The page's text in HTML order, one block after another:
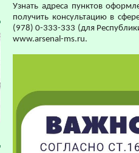
Узнать адреса пунктов
получить консультацию в
(978) 0-333-333 (для
www.arsenal-ms.ru.